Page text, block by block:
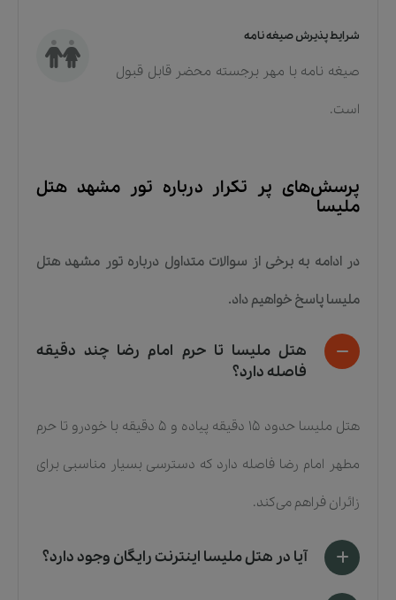
شرایط پذیرش صیغه نامه
صیغه نامه با مهر برجسته محضر قابل قبول
است.
پرسش‌های پر تکرار درباره تور مشهد هتل
ملیسا
در ادامه به برخی از سوالات متداول دربارهتور مشهد هتل
ملیسا پاسخ خواهیم داد.
هتل ملیسا تا حرم امام رضا چند دقیقه
فاصله دارد؟
هتل ملیسا حدود ۱۵ دقیقه پیاده و ۵ دقیقه با خودرو تا حرم
مطهر امام رضا فاصله دارد که دسترسی بسیار مناسبی برای
زائران فراهم می‌کند.
آیا در هتل ملیسا اینترنت رایگان وجود دارد؟